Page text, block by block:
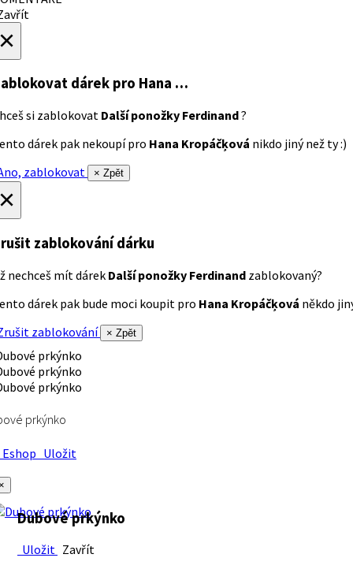
dárek pro Hana …
si zablokovat Další ponožky Ferdinand?
dárek pak nekoupí pro Hana Kropáčķová nikdo jiný než ty :)
zablokovat
× Zpět
zablokování dárku
nechceš mít dárek Další ponožky Ferdinand zablokovaný?
dárek pak bude moci koupit pro Hana Kropáčķová někdo
zablokování
× Zpět
prkýnko
Uložit
Dubové prkýnko
Uložit Zavřít